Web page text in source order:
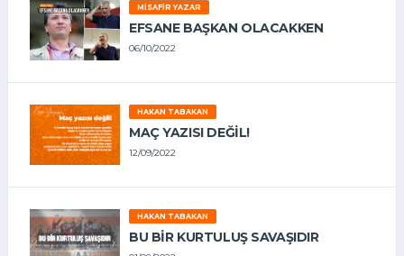
MISAFIR YAZAR
EFSANE BAŞKAN OLACAKKEN
06/10/2022
HAKAN TABAKAN
MAÇ YAZISI DEĞİL!
12/09/2022
HAKAN TABAKAN
BU BİR KURTULUŞ SAVAŞIDIR